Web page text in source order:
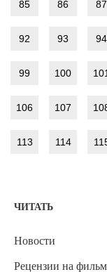
85 86 87
92 93 94
99 100
106 107
113 114
ЧИТАТЬ
Новости
Рецензии на